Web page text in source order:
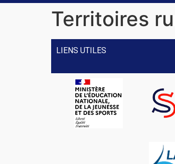
Territoires
LIENS UTILES